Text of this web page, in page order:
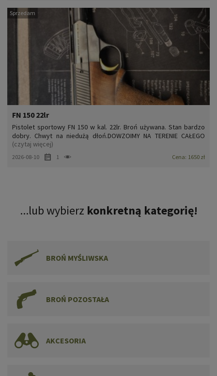
FN 150 22lr
Pistolet sportowy FN 150 w kal. 22lr. Broń używana. Stan bardzo
dobry. Chwyt na niedużą dłoń.DOWZOIMY NA TERENIE CAŁEGO
KRAJU.
(czytaj więcej)
2026-08-10 1 Cena: 1650 zł
Sprzedam
...lub wybierz konkretną kategorię!
BROŃ MYŚLIWSKA
BROŃ POZOSTAŁA
AKCESORIA